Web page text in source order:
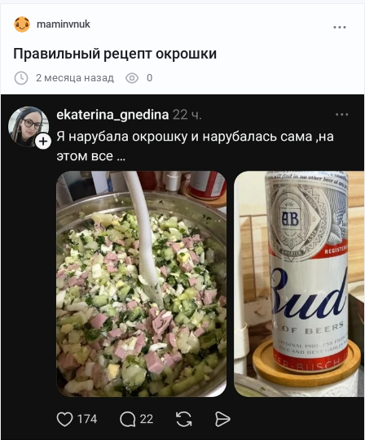
Классический кислый белый.
Кефир:
Мягкий освежающий кисломолочный вариант.
Минералка:
Часто смешивают со сметаной и лимоном.
Сыворотка:
Легкая летняя основа.
Основные ингредиенты
Зелень:
Зеленый лук, укроп, петрушка.
Овощи:
maminvnuk
Правильный рецепт окрошки
2 месяца назад 0